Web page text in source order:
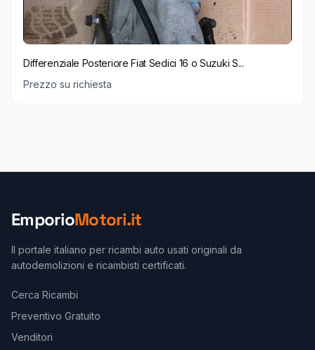
Differenziale Posteriore Fiat Sedici 16 o Suzuki S...
Prezzo su richiesta
EmporioMotori.it
Il portale italiano per ricambi auto usati originali da
autodemolizioni e ricambisti certificati.
Cerca Ricambi
Preventivo Gratuito
Venditori